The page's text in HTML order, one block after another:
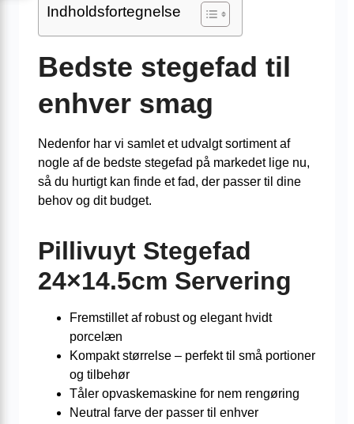
Indholdsfortegnelse
Bedste stegefad til
enhver smag
Nedenfor har vi samlet et udvalgt sortiment af
nogle af de bedste stegefad på markedet lige nu,
så du hurtigt kan finde et fad, der passer til dine
behov og dit budget.
Pillivuyt Stegefad
24×14.5cm Servering
Fremstillet af robust og elegant hvidt
porcelæn
Kompakt størrelse – perfekt til små portioner
og tilbehør
Tåler opvaskemaskine for nem rengøring
Neutral farve der passer til enhver